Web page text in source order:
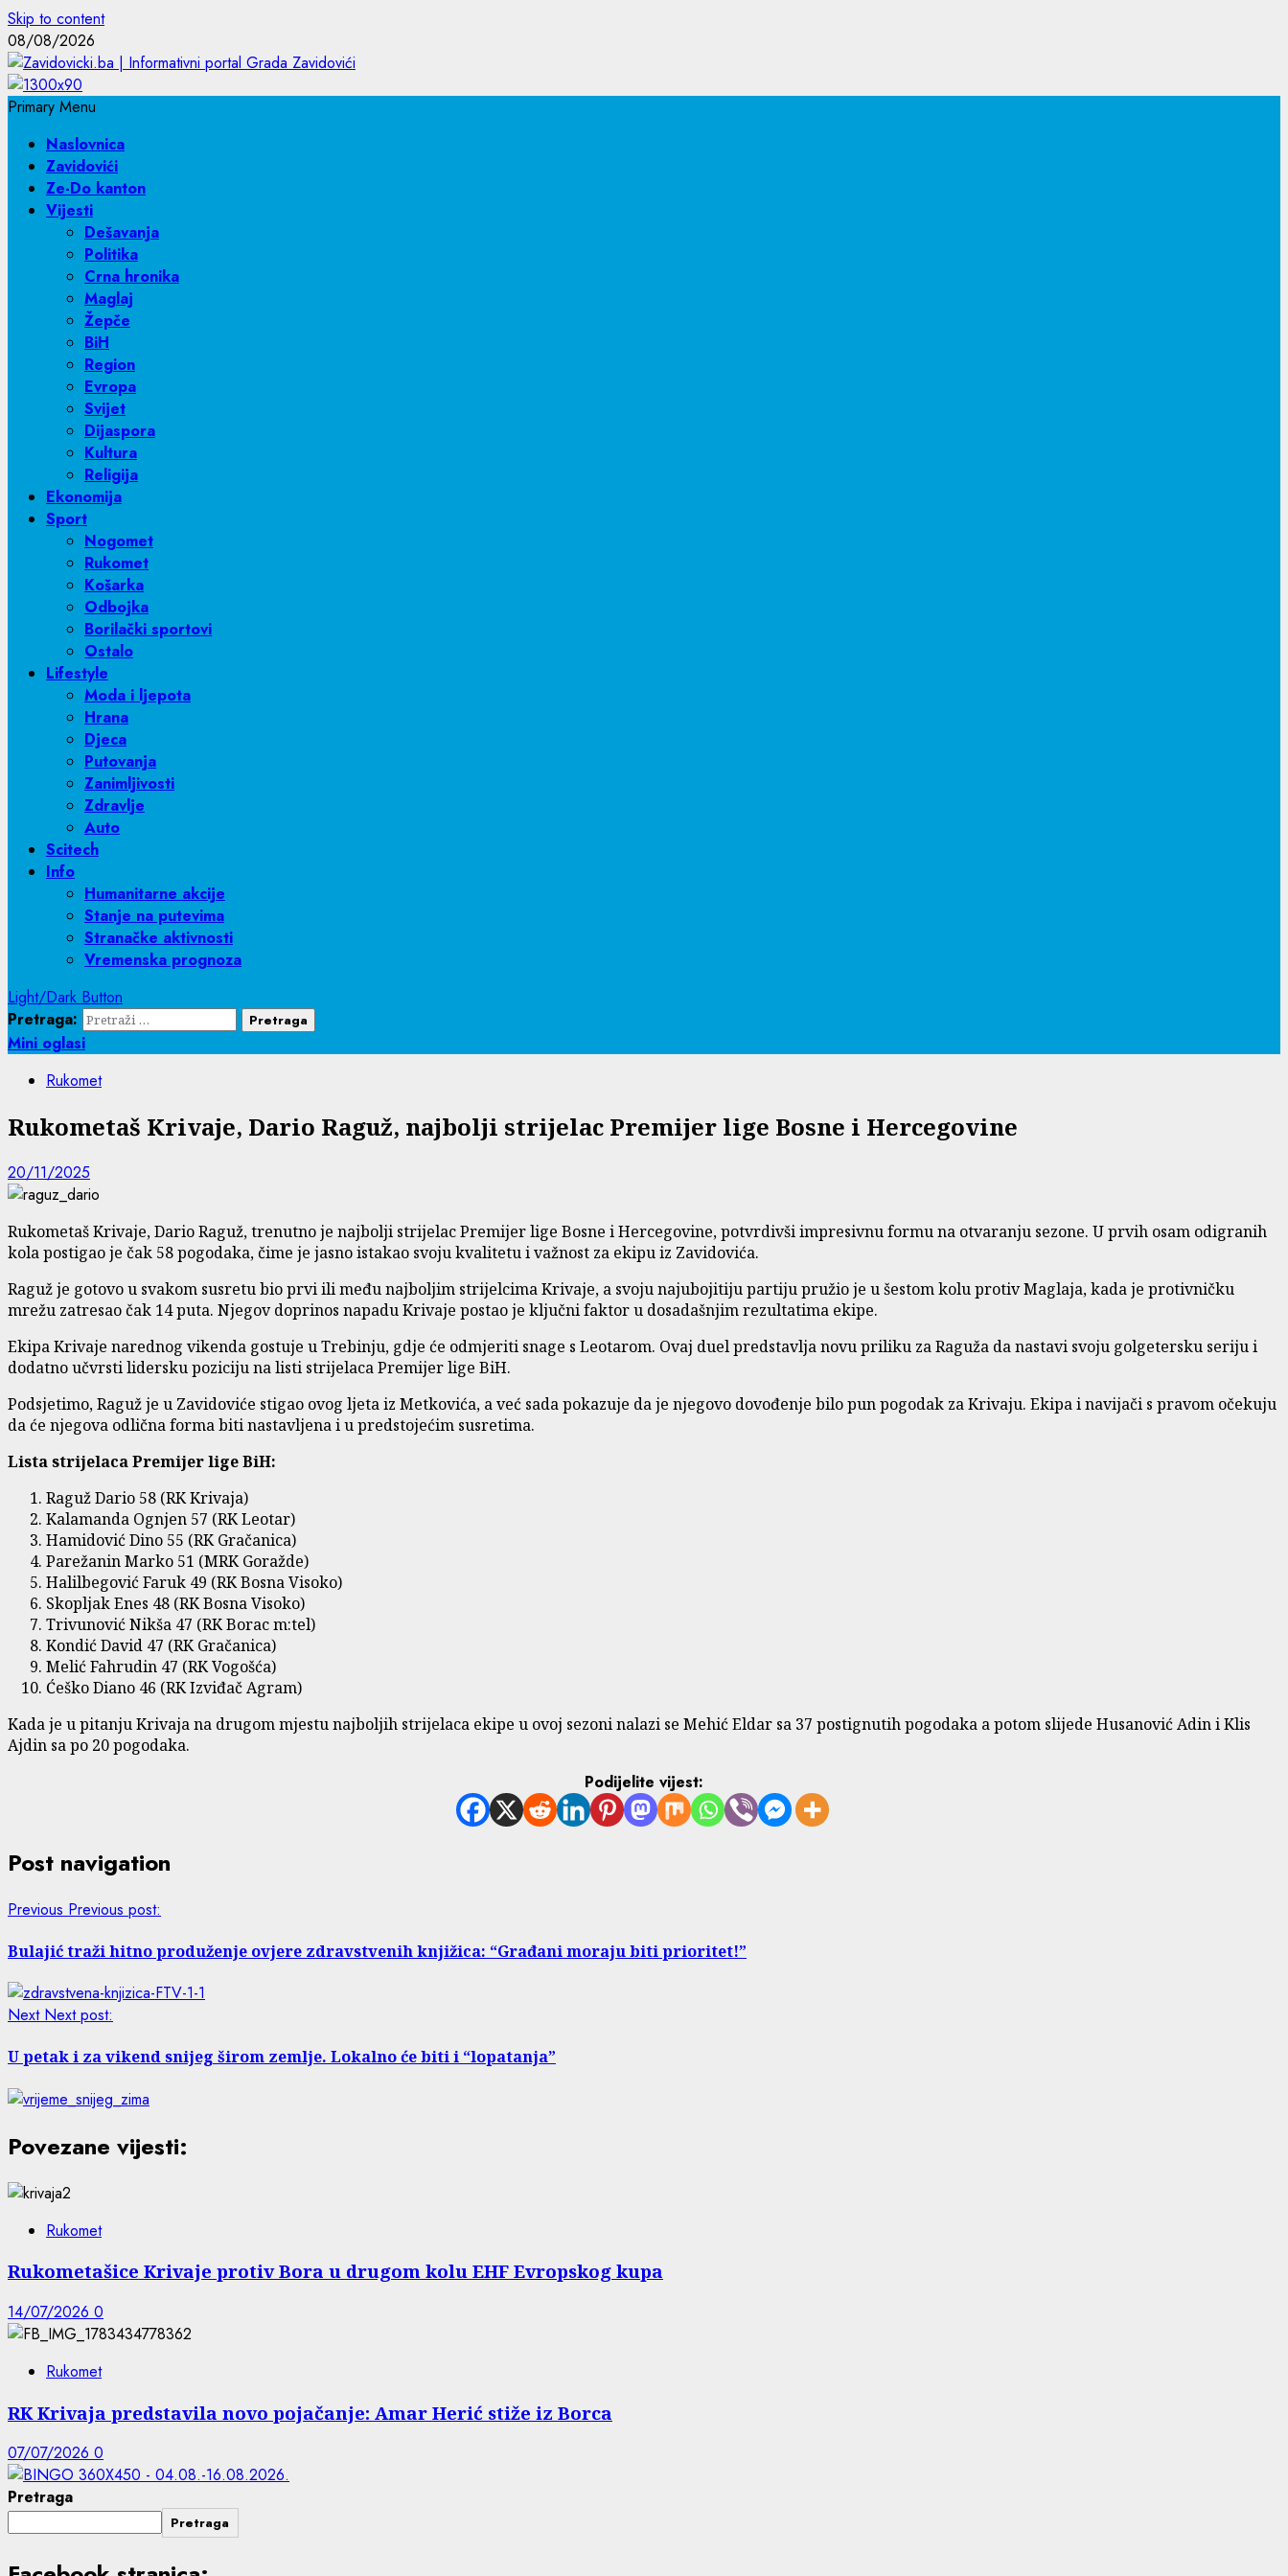
Skip to content
08/08/2026
Primary Menu
Naslovnica
Zavidovići
Ze-Do kanton
Vijesti
Dešavanja
Politika
Crna hronika
Maglaj
Žepče
BiH
Region
Evropa
Svijet
Dijaspora
Kultura
Religija
Ekonomija
Sport
Nogomet
Rukomet
Košarka
Odbojka
Borilački sportovi
Ostalo
Lifestyle
Moda i ljepota
Hrana
Djeca
Putovanja
Zanimljivosti
Zdravlje
Auto
Scitech
Info
Humanitarne akcije
Stanje na putevima
Stranačke aktivnosti
Vremenska prognoza
Light/Dark Button
Pretraga:
Mini oglasi
Rukomet
Rukometaš Krivaje, Dario Raguž, najbolji strijelac Premijer lige Bosne i Hercegovine
20/11/2025
Rukometaš Krivaje, Dario Raguž, trenutno je najbolji strijelac Premijer lige Bosne i Hercegovine, potvrdivši impresivnu formu na otvaranju sezone. U prvih osam odigranih
kola postigao je čak 58 pogodaka, čime je jasno istakao svoju kvalitetu i važnost za ekipu iz Zavidovića.
Raguž je gotovo u svakom susretu bio prvi ili među najboljim strijelcima Krivaje, a svoju najubojitiju partiju pružio je u šestom kolu protiv Maglaja, kada je protivničku
mrežu zatresao čak 14 puta. Njegov doprinos napadu Krivaje postao je ključni faktor u dosadašnjim rezultatima ekipe.
Ekipa Krivaje narednog vikenda gostuje u Trebinju, gdje će odmjeriti snage s Leotarom. Ovaj duel predstavlja novu priliku za Raguža da nastavi svoju golgetersku seriju i
dodatno učvrsti lidersku poziciju na listi strijelaca Premijer lige BiH.
Podsjetimo, Raguž je u Zavidoviće stigao ovog ljeta iz Metkovića, a već sada pokazuje da je njegovo dovođenje bilo pun pogodak za Krivaju. Ekipa i navijači s pravom očekuju
da će njegova odlična forma biti nastavljena i u predstojećim susretima.
Lista strijelaca Premijer lige BiH:
Raguž Dario 58 (RK Krivaja)
Kalamanda Ognjen 57 (RK Leotar)
Hamidović Dino 55 (RK Gračanica)
Parežanin Marko 51 (MRK Goražde)
Halilbegović Faruk 49 (RK Bosna Visoko)
Skopljak Enes 48 (RK Bosna Visoko)
Trivunović Nikša 47 (RK Borac m:tel)
Kondić David 47 (RK Gračanica)
Melić Fahrudin 47 (RK Vogošća)
Ćeško Diano 46 (RK Izviđač Agram)
Kada je u pitanju Krivaja na drugom mjestu najboljih strijelaca ekipe u ovoj sezoni nalazi se Mehić Eldar sa 37 postignutih pogodaka a potom slijede Husanović Adin i Klis
Ajdin sa po 20 pogodaka.
Podijelite vijest:
Post navigation
Previous Previous post:
Bulajić traži hitno produženje ovjere zdravstvenih knjižica: “Građani moraju biti prioritet!”
Next Next post:
U petak i za vikend snijeg širom zemlje. Lokalno će biti i “lopatanja”
Povezane vijesti:
Rukomet
Rukometašice Krivaje protiv Bora u drugom kolu EHF Evropskog kupa
14/07/2026 0
Rukomet
RK Krivaja predstavila novo pojačanje: Amar Herić stiže iz Borca
07/07/2026 0
Pretraga
Pretraga